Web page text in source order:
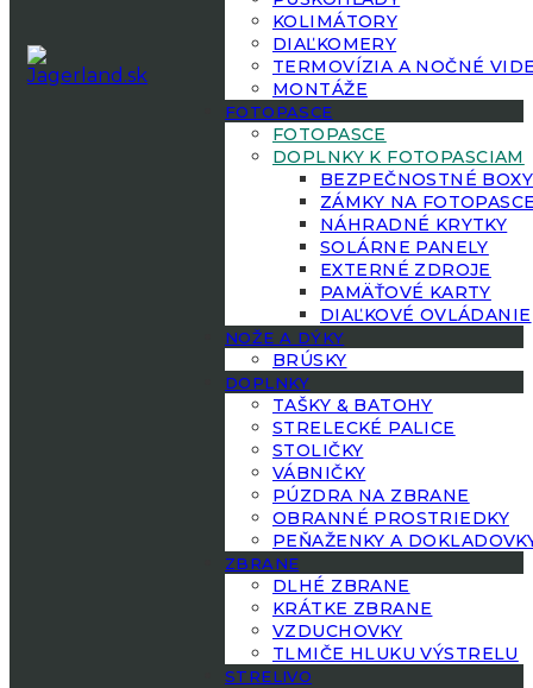
KOLIMÁTORY
DIAĽKOMERY
TERMOVÍZIA A NOČNÉ
MONTÁŽE
FOTOPASCE
FOTOPASCE
DOPLNKY K FOTOPASCIAM
BEZPEČNOSTNÉ BOXY
ZÁMKY NA
NÁHRADNÉ KRYTKY
SOLÁRNE PANELY
EXTERNÉ ZDROJE
PAMÄŤOVÉ KARTY
DIAĽKOVÉ OVLÁDANIE
NOŽE A DÝKY
BRÚSKY
DOPLNKY
TAŠKY & BATOHY
STRELECKÉ PALICE
STOLIČKY
VÁBNIČKY
PÚZDRA NA ZBRANE
OBRANNÉ PROSTRIEDKY
PEŇAŽENKY A
ZBRANE
DLHÉ ZBRANE
KRÁTKE ZBRANE
VZDUCHOVKY
TLMIČE HLUKU VÝSTRELU
STRELIVO